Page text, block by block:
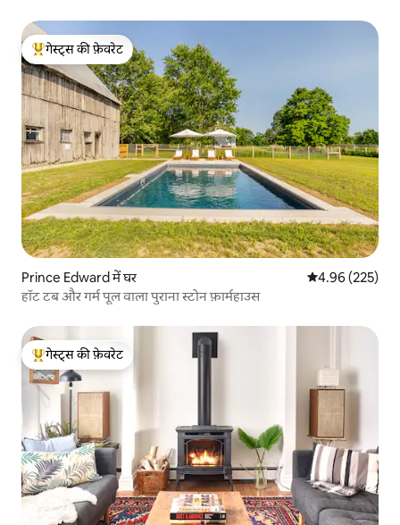
गेस्ट्स का टॉप फ़ेवरेट
गेस्ट्स की फ़ेवरेट
Prince Edward में घर औसत रेटिंग 5 में से
4.96 (225)
हॉट टब और गर्म पूल वाला पुराना स्टोन फ़ार्महाउस
गेस्ट्स का टॉप फ़ेवरेट
गेस्ट्स की फ़ेवरेट